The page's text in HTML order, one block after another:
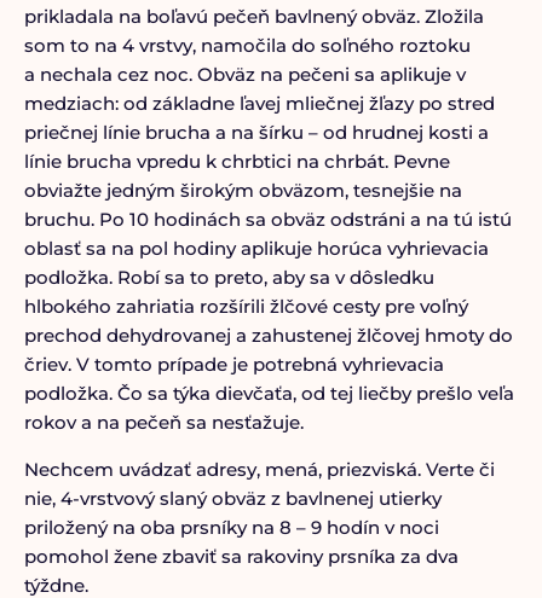
prikladala na boľavú pečeň bavlnený obväz. Zložila
som to na 4 vrstvy, namočila do soľného roztoku
a nechala cez noc. Obväz na pečeni sa aplikuje v
medziach: od základne ľavej mliečnej žľazy po stred
priečnej línie brucha a na šírku – od hrudnej kosti a
línie brucha vpredu k chrbtici na chrbát. Pevne
obviažte jedným širokým obväzom, tesnejšie na
bruchu. Po 10 hodinách sa obväz odstráni a na tú istú
oblasť sa na pol hodiny aplikuje horúca vyhrievacia
podložka. Robí sa to preto, aby sa v dôsledku
hlbokého zahriatia rozšírili žlčové cesty pre voľný
prechod dehydrovanej a zahustenej žlčovej hmoty do
čriev. V tomto prípade je potrebná vyhrievacia
podložka. Čo sa týka dievčaťa, od tej liečby prešlo veľa
rokov a na pečeň sa nesťažuje.
Nechcem uvádzať adresy, mená, priezviská. Verte či
nie, 4-vrstvový slaný obväz z bavlnenej utierky
priložený na oba prsníky na 8 – 9 hodín v noci
pomohol žene zbaviť sa rakoviny prsníka za dva
týždne.